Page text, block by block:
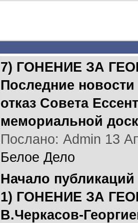
7) ГОНЕНИЕ ЗА
Последние
отказ Совета
мемориальной
Послано: Admin 13
Белое Дело
Начало
1) ГОНЕНИЕ ЗА
B.Черкасов-